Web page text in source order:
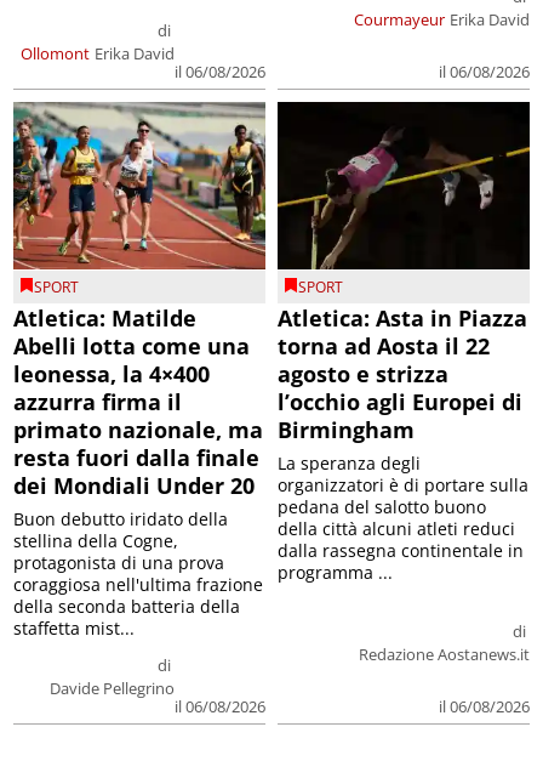
Ollomont
di
Erika David
il 06/08/2026
Courmayeur Erika David
il 06/08/2026
SPORT
Atletica: Matilde
Abelli lotta come una
leonessa, la 4×400
azzurra firma il
primato nazionale, ma
resta fuori dalla finale
dei Mondiali Under 20
di
Davide Pellegrino
il 06/08/2026
Buon debutto iridato della
stellina della Cogne,
protagonista di una prova
coraggiosa nell'ultima frazione
della seconda batteria della
staffetta mist...
SPORT
Atletica: Asta in Piazza
torna ad Aosta il 22
agosto e strizza
l’occhio agli Europei di
Birmingham
di
Redazione Aostanews.it
il 06/08/2026
La speranza degli
organizzatori è di portare sulla
pedana del salotto buono
della città alcuni atleti reduci
dalla rassegna continentale in
programma ...